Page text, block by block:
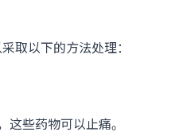
以下的方法处理：
些药物可以止痛。